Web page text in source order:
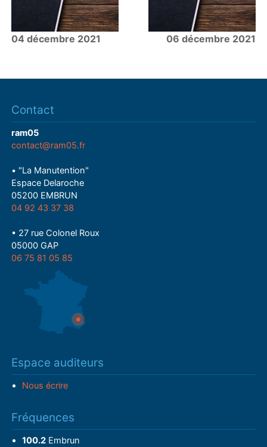
04 décembre 2021 06 décembre 2021
Contact
ram05
contact@ram05.fr
• "La Manutention"
Espace Delaroche
05200 EMBRUN
04 92 43 37 38
• 27 rue Colonel Roux
05000 GAP
06 75 81 05 85
Espace auditeurs
Nous écrire
Fréquences
100.2Embrun